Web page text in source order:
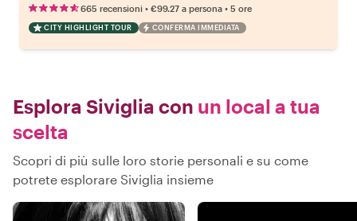
665 recensioni • €99.27 a persona • 5 ore
CITY HIGHLIGHT TOUR CONFERMA IMMEDIATA
Esplora Siviglia con un local a tua
scelta
Scopri di più sulle loro storie personali e su come
potrete esplorare Siviglia insieme